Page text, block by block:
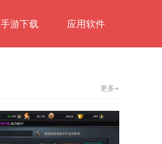
手游下载 应用软件
更多+